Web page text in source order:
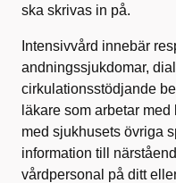
ska skrivas in på.
Intensivvård innebär
andningssjukdomar,
cirkulationsstödjande
läkare som arbetar
med sjukhusets övriga
information till
vårdpersonal på ditt